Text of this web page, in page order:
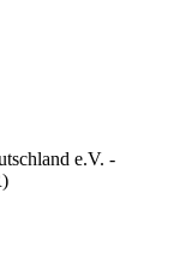
e.V. -